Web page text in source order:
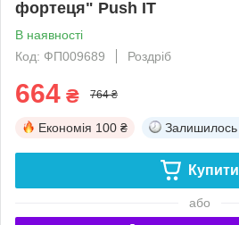
фортеця" Push IT
В наявності
Код: ФП009689
Роздріб
664 ₴ 764 ₴
Економія 100 ₴ Залишилось
Купити
або